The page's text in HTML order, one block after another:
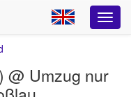
@ Umzug nur